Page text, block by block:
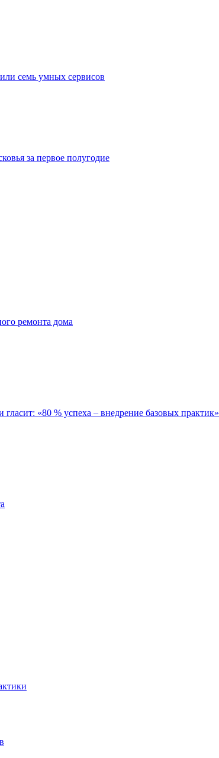
семь умных сервисов
за первое полугодие
ремонта дома
«80 % успеха – внедрение базовых практик»